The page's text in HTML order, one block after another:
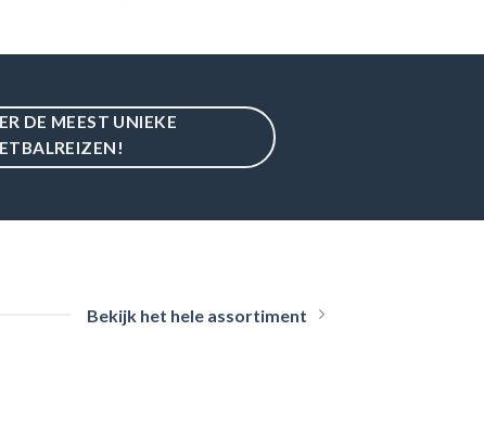
DE MEEST UNIEKE
Bekijk het hele assortiment